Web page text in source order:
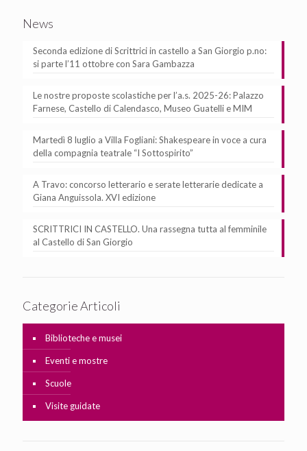
News
Seconda edizione di Scrittrici in castello a San Giorgio p.no:
si parte l’11 ottobre con Sara Gambazza
Le nostre proposte scolastiche per l’a.s. 2025-26: Palazzo
Farnese, Castello di Calendasco, Museo Guatelli e MIM
Martedì 8 luglio a Villa Fogliani: Shakespeare in voce a cura
della compagnia teatrale “I Sottospirito”
A Travo: concorso letterario e serate letterarie dedicate a
Giana Anguissola. XVI edizione
SCRITTRICI IN CASTELLO. Una rassegna tutta al femminile
al Castello di San Giorgio
Categorie Articoli
Biblioteche e musei
Eventi e mostre
Scuole
Visite guidate